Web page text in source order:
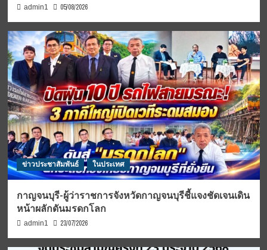
admin1 05/08/2026
ข่าวประชาสัมพันธ์ ในประเทศ
กาญจนบุรี-ผู้ว่าราชการจังหวัดกาญจนบุรีชี้แจงชัดเจนเดิน
หน้าผลักดันมรดกโลก
admin1 23/07/2026